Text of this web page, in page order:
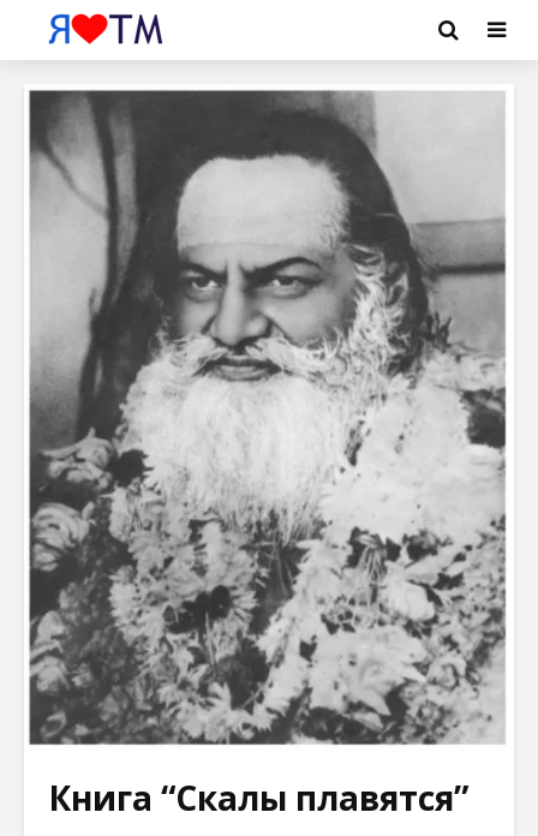
Книга “Скалы плавятся”